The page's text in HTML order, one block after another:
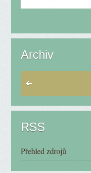
Archiv
RSS
Přehled zdrojů